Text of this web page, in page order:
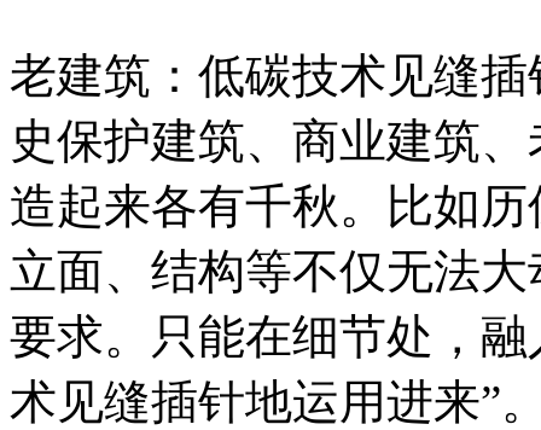
老建筑：低碳技术见缝
史保护建筑、商业建筑
造起来各有千秋。比如
立面、结构等不仅无法
要求。只能在细节处，
术见缝插针地运用进来”